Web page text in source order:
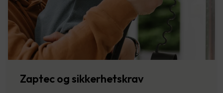
Zaptec og sikkerhetskrav